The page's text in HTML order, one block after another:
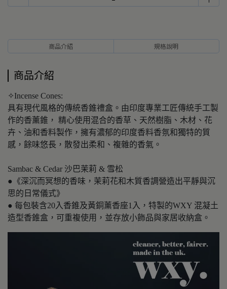
商品介紹 規格說明
商品介紹
✧Incense Cones:
具有現代風格的傳統香錐禮盒。由印度專業工匠傳統手工製
作的香薰錐， 精心使用混合的香草、天然樹脂、木材、花
卉、油和香料製作，擁有濃郁的印度香料香氛和獨特的質
感，餘味悠長，散發出柔和、複雜的香氣。
Sambac & Cedar 沙巴茉莉 & 雪松
●《深沉而冥想的香味，茉莉花和木質香調營造出平靜與沉
思的日常儀式》
● 每包裝含20入香錐及黃銅薰香座1入，特製的WXY 混凝土
造型香錐盒，可重複使用，並存放小飾品與家居收納盒。